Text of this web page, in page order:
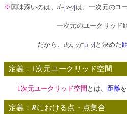
※興味深いのは、 d=|x-y|は、一次元のユ
一次元のユークリッド
だから、 d(x, y)=|x-y| と決めた
定義：1次元ユークリッド空間
1次元ユークリッド空間 とは、 距離
定義：Rにおける点・点集合